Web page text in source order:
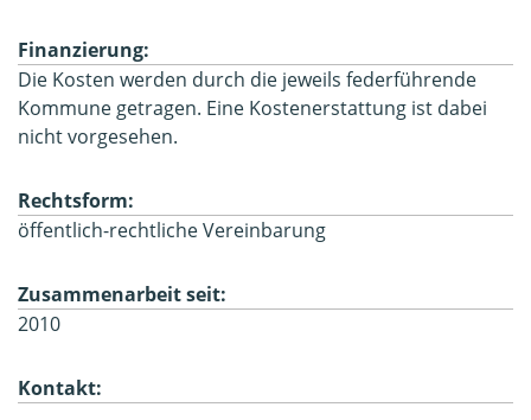
Finanzierung:
Die Kosten werden durch die jeweils federführende
Kommune getragen. Eine Kostenerstattung ist dabei
nicht vorgesehen.
Rechtsform:
öffentlich-rechtliche Vereinbarung
Zusammenarbeit seit:
2010
Kontakt: